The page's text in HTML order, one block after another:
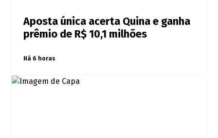
Aposta única acerta Quina e ganha
prêmio de R$ 10,1 milhões
Há 6 horas